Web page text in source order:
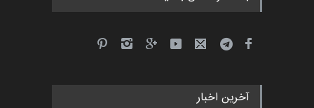
آخرین اخبار